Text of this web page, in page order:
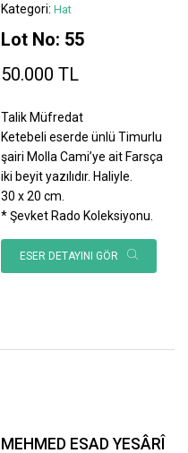
Kategori: Hat
Lot No: 55
50.000 TL
Talik Müfredat
Ketebeli eserde ünlü Timurlu
şairi Molla Cami’ye ait Farsça
iki beyit yazılıdır. Haliyle.
30 x 20 cm.
* Şevket Rado Koleksiyonu.
ESER DETAYINI GÖR
MEHMED ESAD YESÂRÎ